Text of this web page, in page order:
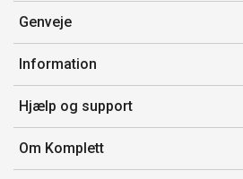
Genveje
Min side
Ordrehistorik
Gavekort
Information
Salgsbetingelser
Mærker/producent
Fortrydelsesret
Hjælp og support
Kontakt os
Kundeservice
Om Komplett